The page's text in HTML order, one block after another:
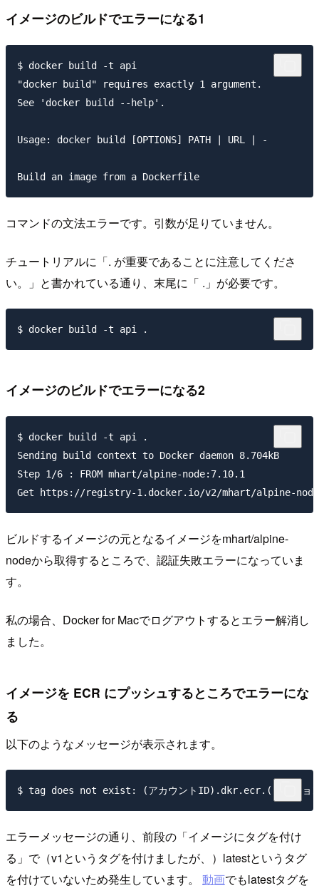
イメージのビルドでエラーになる1
$ docker build -t api
"docker build" requires exactly 1 argument.
See 'docker build --help'.
Usage: docker build [OPTIONS] PATH | URL | -
コマンドの文法エラーです。引数が足りていません。
チュートリアルに「. が重要であることに注意してくださ
い。」と書かれている通り、末尾に「 .」が必要です。
イメージのビルドでエラーになる2
$ docker build -t api .
Sending build context to Docker daemon 8.704kB
Step 1/6 : FROM mhart/alpine-node:7.10.1
ビルドするイメージの元となるイメージをmhart/alpine-
nodeから取得するところで、認証失敗エラーになっていま
す。
私の場合、Docker for Macでログアウトするとエラー解消し
ました。
イメージを ECR にプッシュするところでエラーにな
る
以下のようなメッセージが表示されます。
エラーメッセージの通り、前段の「イメージにタグを付け
る」で（v1というタグを付けましたが、）latestというタグ
を付けていないため発生しています。 動画でもlatestタグを